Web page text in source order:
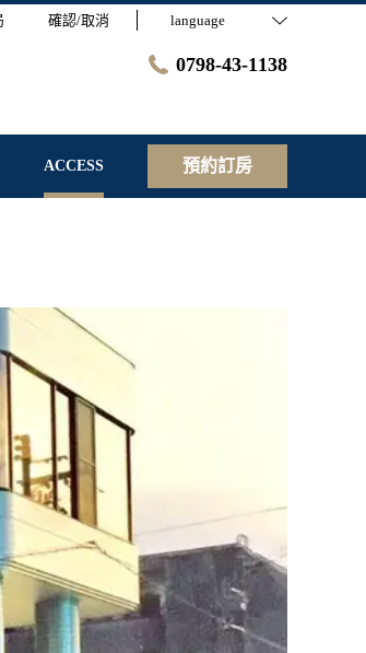
確認/取消 language
0798-43-1138
ACCESS 預約訂房